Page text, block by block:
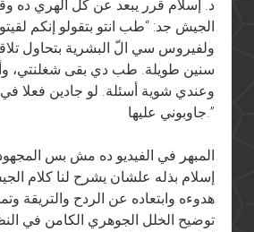
د. إسلام قرر يبعد عن كل الهري ده
الجيش جد: “طب انتو بتقولو إنكم لقيتو
ولفيروس سي الّ البشرية بتحاول
سنين طويلة. طب دي بقى شغلنتي،
وعندي شوية أسئلة. لو جادين فعلا في
جاوبوني عليها.”
المبهر في الفيديو ده مش بس
إسلام بذله علشان يشرح لنا كلام
هدوءه وابتعاده عن الردح والتريقة
توضيح الخلل الجوهري الكامن في